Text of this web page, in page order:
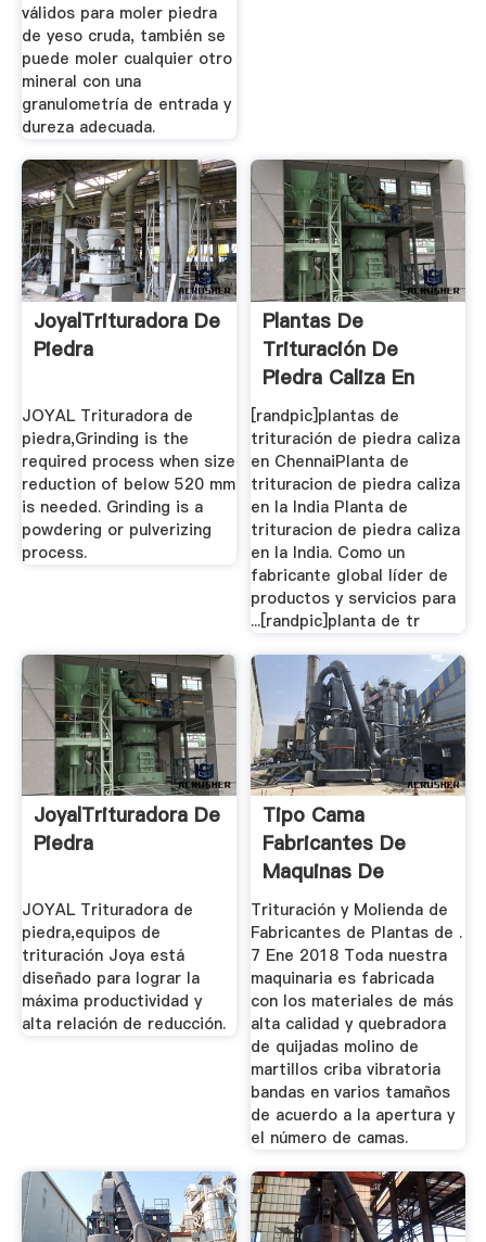
válidos para moler piedra
de yeso cruda, también se
puede moler cualquier otro
mineral con una
granulometría de entrada y
dureza adecuada.
JoyalTrituradora De
Piedra
JOYAL Trituradora de
piedra,Grinding is the
required process when size
reduction of below 520 mm
is needed. Grinding is a
powdering or pulverizing
process.
Plantas De
Trituración De
Piedra Caliza En
Chennai
[randpic]plantas de
trituración de piedra caliza
en ChennaiPlanta de
trituracion de piedra caliza
en la India Planta de
trituracion de piedra caliza
en la India. Como un
fabricante global líder de
productos y servicios para
...[randpic]planta de tr
JoyalTrituradora De
Piedra
JOYAL Trituradora de
piedra,equipos de
trituración Joya está
diseñado para lograr la
máxima productividad y
alta relación de reducción.
Tipo Cama
Fabricantes De
Maquinas De
Molienda De
Chennai
Trituración y Molienda de
Fabricantes de Plantas de .
7 Ene 2018 Toda nuestra
maquinaria es fabricada
con los materiales de más
alta calidad y quebradora
de quijadas molino de
martillos criba vibratoria
bandas en varios tamaños
de acuerdo a la apertura y
el número de camas.